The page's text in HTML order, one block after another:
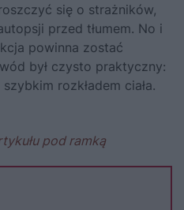
się o strażników,
przed tłumem. No i
powinna zostać
był czysto praktyczny:
rozkładem ciała.
pod ramką